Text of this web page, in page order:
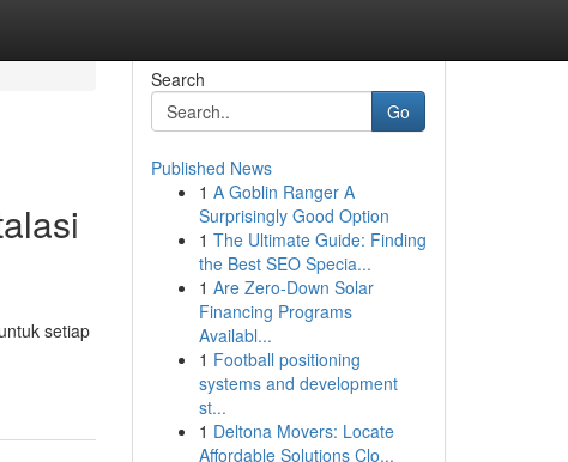
setiap
Search
Go
Published News
1 A Goblin Ranger A
Surprisingly Good Option
1 The Ultimate Guide: Finding
the Best SEO Specia...
1 Are Zero-Down Solar
Financing Programs
Availabl...
1 Football positioning
systems and development
st...
1 Deltona Movers: Locate
Affordable Solutions Clo...